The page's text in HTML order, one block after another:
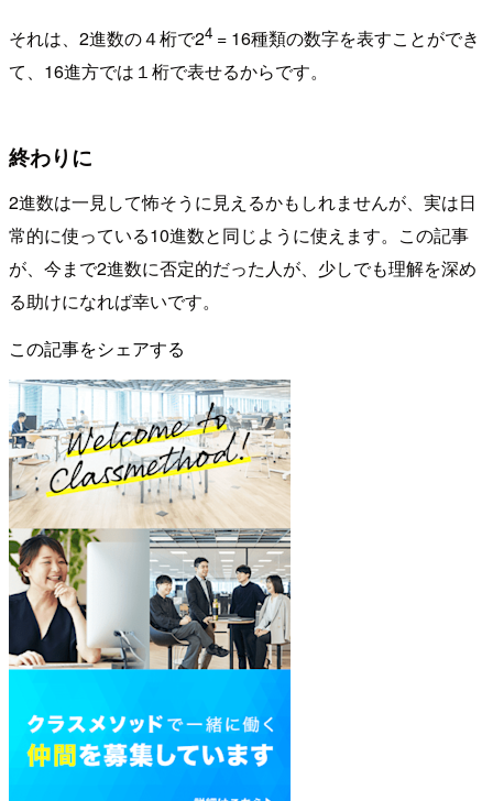
それは、2進数の４桁で24 = 16種類の数字を表すことができ
て、16進方では１桁で表せるからです。
終わりに
2進数は一見して怖そうに見えるかもしれませんが、実は日
常的に使っている10進数と同じように使えます。この記事
が、今まで2進数に否定的だった人が、少しでも理解を深め
る助けになれば幸いです。
この記事をシェアする